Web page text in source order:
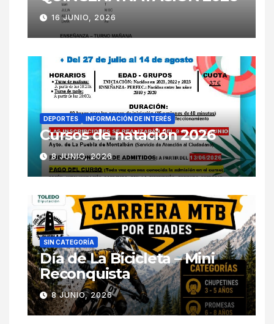
16 JUNIO, 2026
DEPORTES INFORMACIÓN DE INTERÉS
Cursos de natación 2026
8 JUNIO, 2026
SIN CATEGORÍA
Día de La Bicicleta – Mini
Reconquista
8 JUNIO, 2026